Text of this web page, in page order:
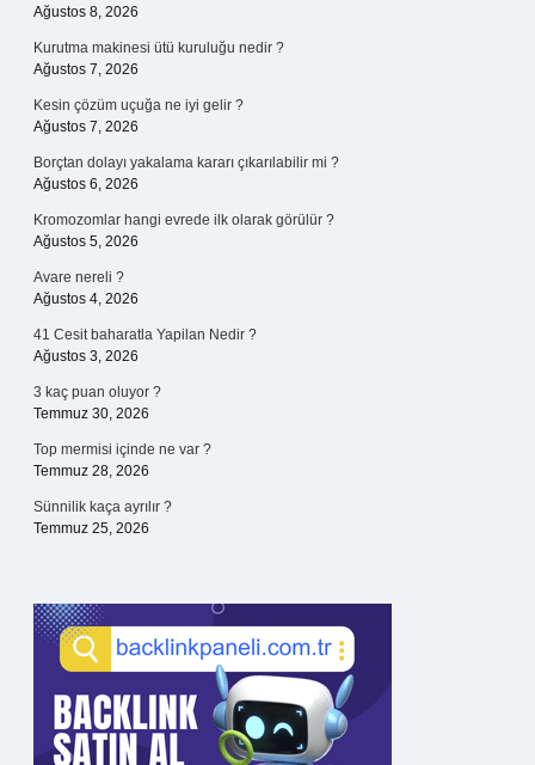
Ağustos 8, 2026
Kurutma makinesi ütü kuruluğu nedir ?
Ağustos 7, 2026
Kesin çözüm uçuğa ne iyi gelir ?
Ağustos 7, 2026
Borçtan dolayı yakalama kararı çıkarılabilir mi ?
Ağustos 6, 2026
Kromozomlar hangi evrede ilk olarak görülür ?
Ağustos 5, 2026
Avare nereli ?
Ağustos 4, 2026
41 Cesit baharatla Yapilan Nedir ?
Ağustos 3, 2026
3 kaç puan oluyor ?
Temmuz 30, 2026
Top mermisi içinde ne var ?
Temmuz 28, 2026
Sünnilik kaça ayrılır ?
Temmuz 25, 2026